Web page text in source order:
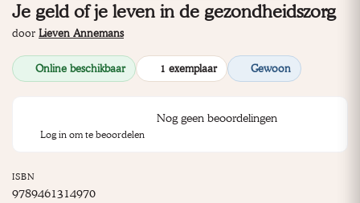
Je geld of je leven in de gezondheidszorg
door Lieven Annemans
Online beschikbaar 1 exemplaar Gewoon
Nog geen beoordelingen
Log in om te beoordelen
ISBN
9789461314970